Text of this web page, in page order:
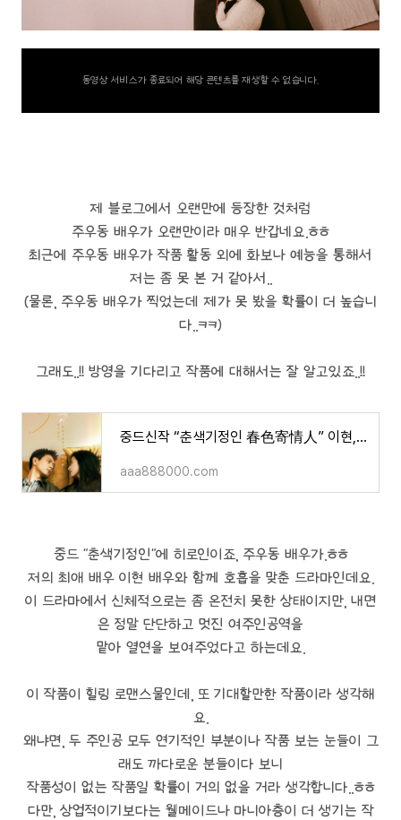
동영상 서비스가 종료되어 해당 콘텐츠를 재생할 수 없습니다.
제 블로그에서 오랜만에 등장한 것처럼
주우동 배우가 오랜만이라 매우 반갑네요.ㅎㅎ
최근에 주우동 배우가 작품 활동 외에 화보나 예능을 통해서
저는 좀 못 본 거 같아서..
(물론, 주우동 배우가 찍었는데 제가 못 봤을 확률이 더 높습니
다..ㅋㅋ)
그래도..!! 방영을 기다리고 작품에 대해서는 잘 알고있죠..!!
중드신작 “춘색기정인 春色寄情人” 이현,주우동 주연/소개,영상
aaa888000.com
중드 "춘색기정인"에 히로인이죠, 주우동 배우가.ㅎㅎ
저의 최애 배우 이현 배우와 함께 호흡을 맞춘 드라마인데요.
이 드라마에서 신체적으로는 좀 온전치 못한 상태이지만, 내면
은 정말 단단하고 멋진 여주인공역을
맡아 열연을 보여주었다고 하는데요.
이 작품이 힐링 로맨스물인데, 또 기대할만한 작품이라 생각해
요.
왜냐면, 두 주인공 모두 연기적인 부분이나 작품 보는 눈들이 그
래도 까다로운 분들이다 보니
작품성이 없는 작품일 확률이 거의 없을 거라 생각합니다..ㅎㅎ
다만, 상업적이기보다는 웰메이드나 마니아층이 더 생기는 작